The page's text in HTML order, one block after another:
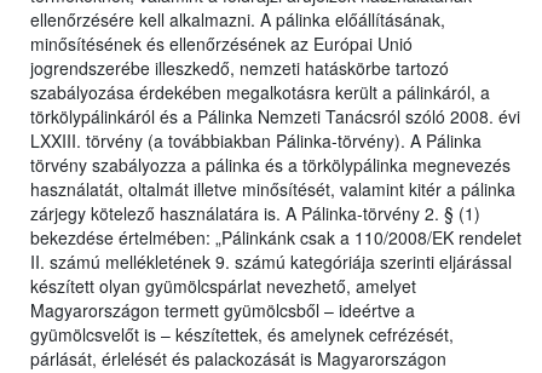
ellenőrzésére kell alkalmazni. A pálinka előállításának,
minősítésének és ellenőrzésének az Európai Unió
jogrendszerébe illeszkedő, nemzeti hatáskörbe tartozó
szabályozása érdekében megalkotásra került a pálinkáról, a
törkölypálinkáról és a Pálinka Nemzeti Tanácsról szóló 2008. évi
LXXIII. törvény (a továbbiakban Pálinka-törvény). A Pálinka
törvény szabályozza a pálinka és a törkölypálinka megnevezés
használatát, oltalmát illetve minősítését, valamint kitér a pálinka
zárjegy kötelező használatára is. A Pálinka-törvény 2. § (1)
bekezdése értelmében: „Pálinkánk csak a 110/2008/EK rendelet
II. számú mellékletének 9. számú kategóriája szerinti eljárással
készített olyan gyümölcspárlat nevezhető, amelyet
Magyarországon termett gyümölcsből – ideértve a
gyümölcsvelőt is – készítettek, és amelynek cefrézését,
párlását, érlelését és palackozását is Magyarországon